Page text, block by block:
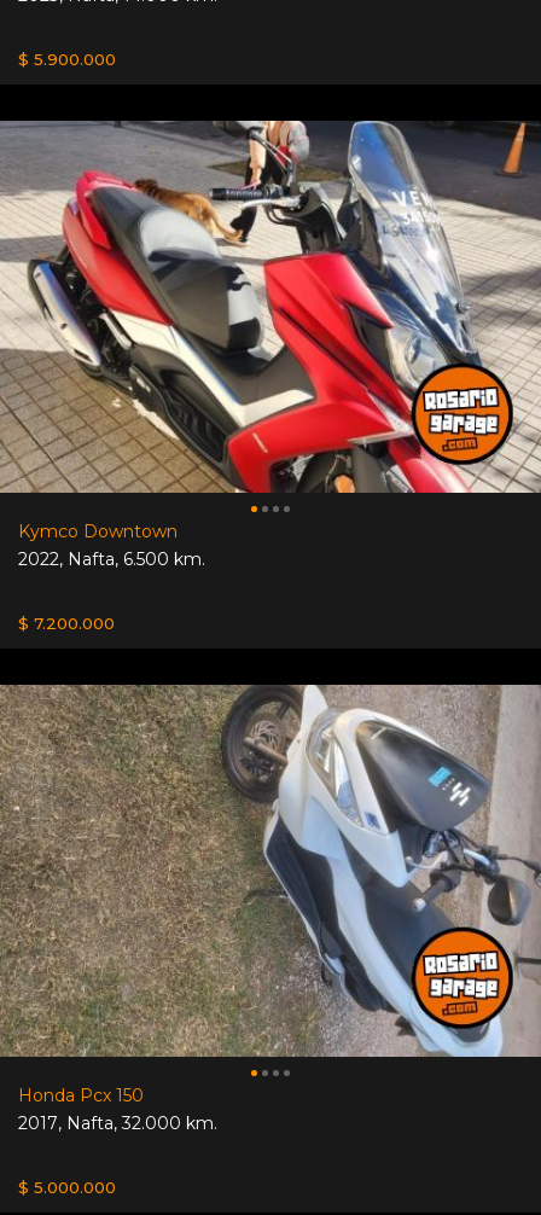
$ 5.900.000
Kymco Downtown
2022, Nafta, 6.500 km.
$ 7.200.000
Honda Pcx 150
2017, Nafta,32.000 km.
$ 5.000.000